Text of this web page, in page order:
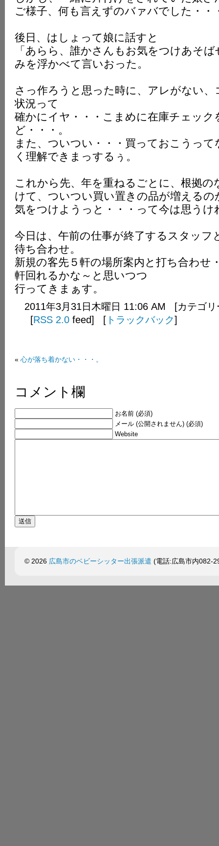
ご様子、何も言えずのバァバでした・・
後日、はしょって娘に話すと
「あらら、誰かさんもお気をつけあそ
みを浮かべて言いおった。
さっ作ろうと思った時に、アレがない
状況って
確かにイヤ・・・こまめに在庫チェック
ど・・・。
また、ついつい・・・買っておこうって
く理解できまっするぅ。
これから先、年を重ねるごとに、根拠の
けて、ついつい買い置きの品が増えるの
気をつけようっと・・・って今は思うけ
今日は、午前の仕事が終了するスタッフ
待ち合わせ。
新規の客先５軒の場所案内と打ち合わせ
軒回れるかな～と思いつつ
行ってきまぁす。
2011年3月31日木曜日 11:06 AM [カテゴリ
[RSS 2.0 feed] [ トラックバック]
« 心が落ち着かない・・・。
コメント欄
お名前 (必須)
メール (公開されません) (必須)
Website
© 2026 広島市のベビーシッター出張派遣 (電話:広島市内082-